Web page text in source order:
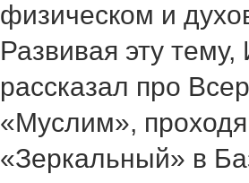
физическом и
Развивая эту тему,
рассказал про
«Муслим»,
«Зеркальный» в